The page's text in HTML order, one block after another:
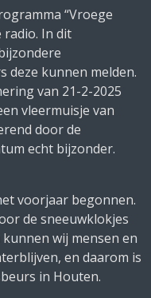
“Vroege
radio. In dit
deze kunnen melden.
van 21-2-2025
vleermuisje van
door de
echt bijzonder.
voorjaar begonnen.
de sneeuwklokjes
wij mensen en
en daarom is
in Houten.